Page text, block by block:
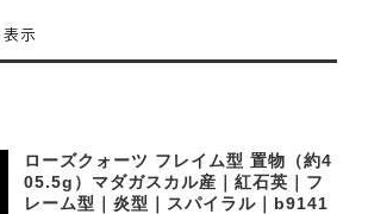
示
ローズクォーツ フレイム型 置物（約4
05.5g）マダガスカル産｜紅石英｜フ
レーム型｜炎型｜スパイラル｜b9141